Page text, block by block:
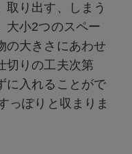
取り出す、しまう
大小2つのスペー
の大きさにあわせ
切りの工夫次第
に入れることがで
っぽりと収まりま